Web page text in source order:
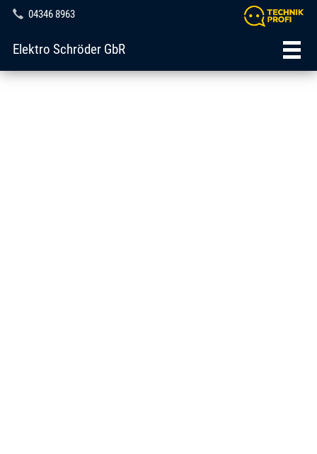
04346 8963
Elektro Schröder GbR